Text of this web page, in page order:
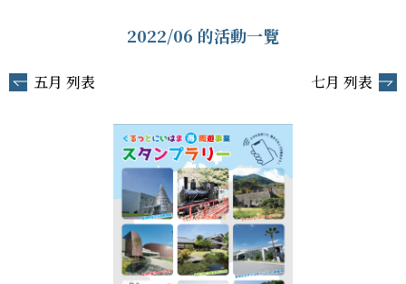
2022/06 的活動一覽
五月 列表 七月 列表